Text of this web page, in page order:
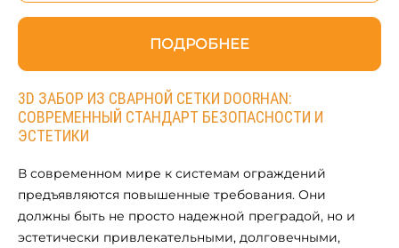
ПОДРОБНЕЕ
3D ЗАБОР ИЗ СВАРНОЙ СЕТКИ DOORHAN:
СОВРЕМЕННЫЙ СТАНДАРТ БЕЗОПАСНОСТИ И
ЭСТЕТИКИ
В современном мире к системам ограждений
предъявляются повышенные требования. Они
должны быть не просто надежной преградой, но и
эстетически привлекательными, долговечными,